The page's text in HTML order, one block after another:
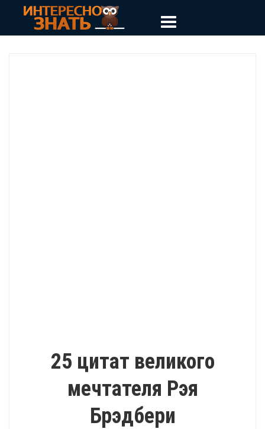
25 цитат великого
мечтателя Рэя
Брэдбери